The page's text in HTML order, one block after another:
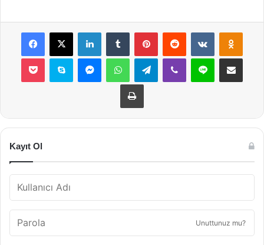
Facebook
X LinkedInTumblr PinterestReddit VKontakte
Pocket Skype MessengerWhatsAppTelegramViber Line E-Posta ile
Yazdır
Kayıt Ol
Unuttunuz mu?